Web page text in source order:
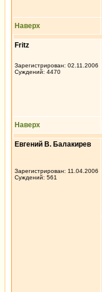
Наверх
Fritz
Зарегистрирован: 02.11.2006
Суждений: 4470
Наверх
Евгений В. Балакирев
Зарегистрирован: 11.04.2006
Суждений: 561